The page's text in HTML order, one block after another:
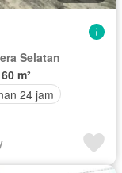
Selatan
60 m²
24 jam